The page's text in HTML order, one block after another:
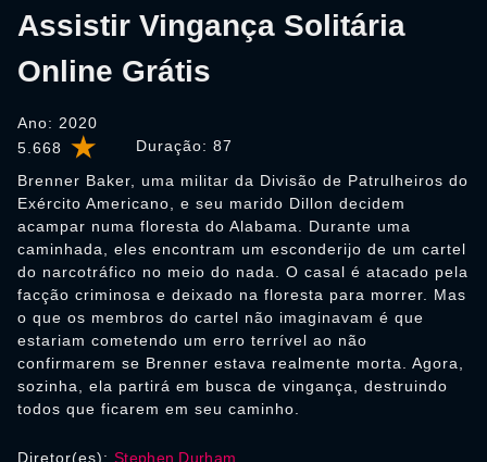
5.668 Duração: 87
Assistir Vingança Solitária
Online Grátis
Ano: 2020
Brenner Baker, uma militar da Divisão de Patrulheiros do
Exército Americano, e seu marido Dillon decidem
acampar numa floresta do Alabama. Durante uma
caminhada, eles encontram um esconderijo de um cartel
do narcotráfico no meio do nada. O casal é atacado pela
facção criminosa e deixado na floresta para morrer. Mas
o que os membros do cartel não imaginavam é que
estariam cometendo um erro terrível ao não
confirmarem se Brenner estava realmente morta. Agora,
sozinha, ela partirá em busca de vingança, destruindo
todos que ficarem em seu caminho.
Diretor(es): Stephen Durham